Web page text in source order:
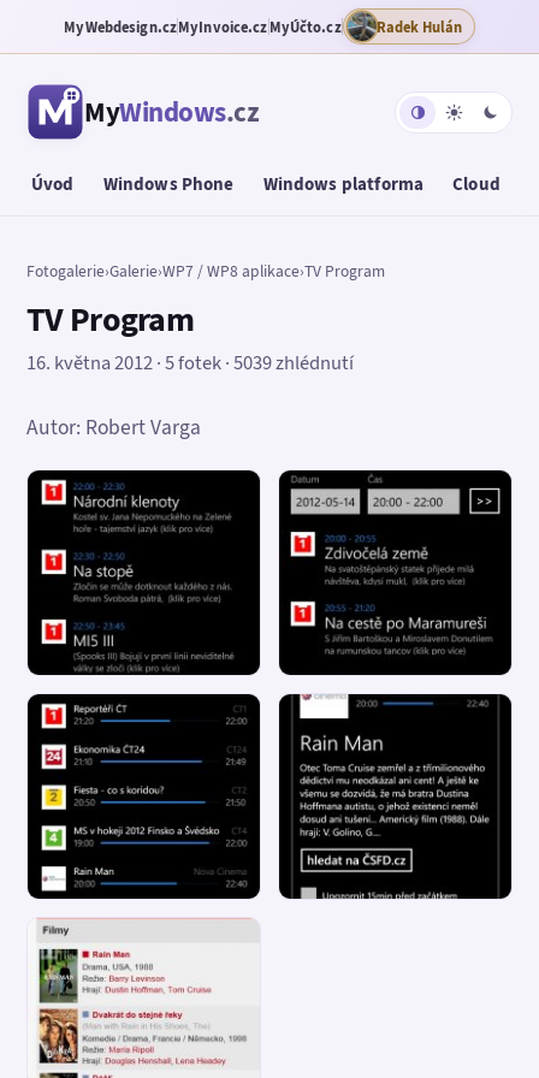
MyWebdesign.czMyInvoice.czMyÚčto.cz Radek Hulán
MyWindows.cz
Úvod Windows Phone Windows platforma Cloud
Fotogalerie›Galerie›WP7 / WP8 aplikace›TV Program
TV Program
16. května 2012 · 5 fotek · 5039 zhlédnutí
Autor: Robert Varga